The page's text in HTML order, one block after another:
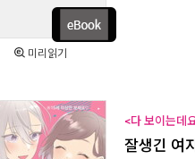
미리읽기
<다 보이는데
잘생긴 여